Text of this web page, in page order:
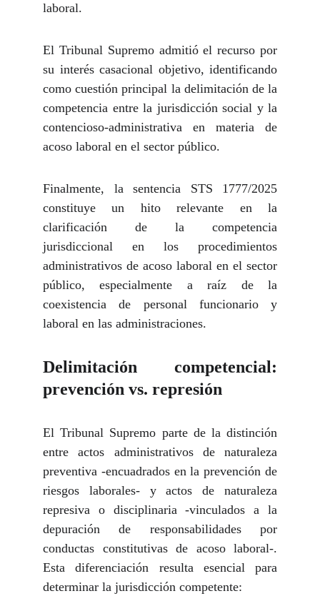
laboral.
El Tribunal Supremoadmitió el recurso por
su interés casacional objetivo, identificando
como cuestión principal la delimitación de la
competencia entre la jurisdicción social y la
contencioso-administrativa en materia de
acoso laboral en el sector público.
Finalmente,
la sentencia STS 1777/2025
constituye un hito relevante en la
clarificación de la competencia
jurisdiccional en los procedimientos
administrativos de acoso laboral en el sector
público, especialmente a raíz de la
coexistencia de personal funcionario y
laboral en las administraciones.
Delimitación competencial:
prevención vs. represión
El Tribunal Supremo parte de la distinción
entre actos administrativos de naturaleza
preventiva -encuadrados en la prevención de
riesgos laborales- y actos de naturaleza
represiva o disciplinaria -vinculados a la
depuración de responsabilidades por
conductas constitutivas de acoso laboral-.
Esta diferenciación resulta esencial para
determinar la jurisdicción competente: